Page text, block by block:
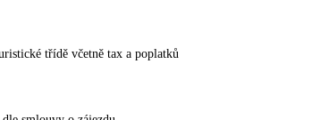
třídě včetně tax a poplatků